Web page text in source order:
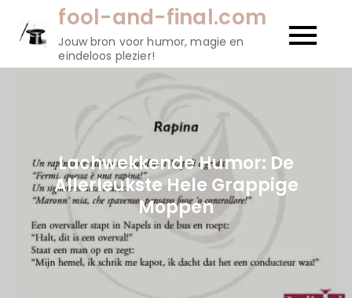
fool-and-final.com
Jouw bron voor humor, magie en
eindeloos plezier!
Lachwekkende Humor: De
Allerleukste Hele Grappige
Moppen